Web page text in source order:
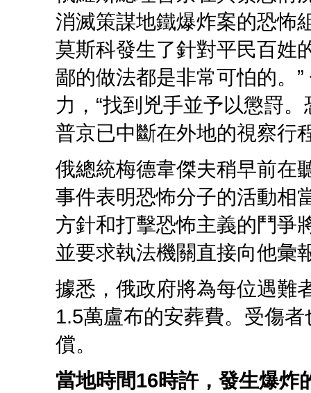
消滅策謀地鐵爆炸案的恐怖
莫斯科發生了針對平民百姓
鄙的做法都是非常可怕的。
力，“找到兇手並予以懲罸
普京已中斷在外地的視察行
俄總統梅德韋傑夫稍早前在
事件表明恐怖分子的活動相
方針和打擊恐怖主義的鬥爭
並要求執法機關直接向他彙
據悉，俄政府將為每位遇難
1.5萬盧布的安葬費。受傷
償。
當地時間16時許，發生爆炸